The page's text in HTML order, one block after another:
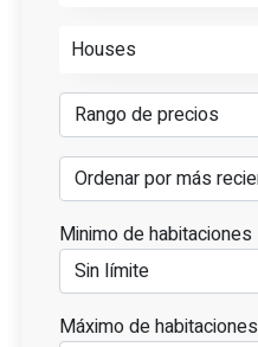
Houses
Minimo de habitaciones
Máximo de habitaciones